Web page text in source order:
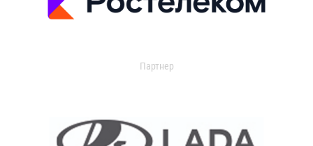
Партнер